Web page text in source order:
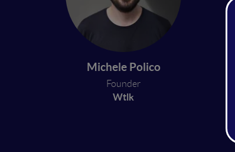
Michele Polico
​Founder
Wtlk